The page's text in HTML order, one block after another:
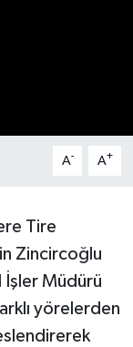
A- A+
Tire
Zincircoğlu
İşler Müdürü
yörelerden